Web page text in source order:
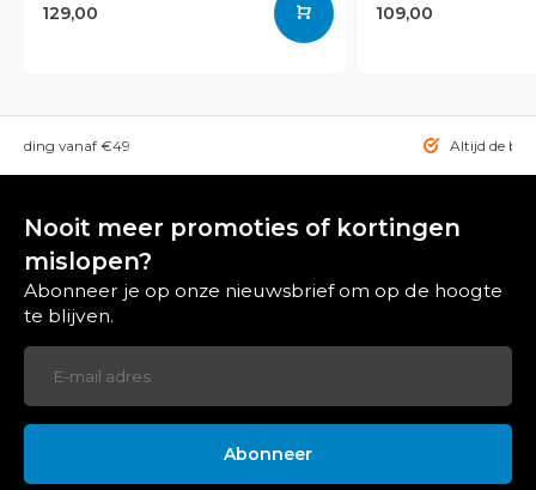
129,00 109,00
vanaf €49 Altijd de
Nooit meer promoties of kortingen
mislopen?
Abonneer je op onze nieuwsbrief om op de hoogte
te blijven.
Abonneer